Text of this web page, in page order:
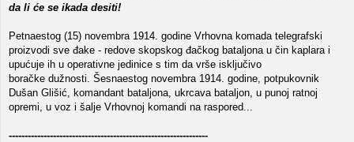
da li će se ikada desiti!
Petnaestog (15) novembra 1914. godine Vrhovna komada telegrafski
proizvodi sve đake - redove skopskog đačkog bataljona u čin kaplara i
upućuje ih u operativne jedinice s tim da vrše isključivo
boračke dužnosti. Šesnaestog novembra 1914. godine, potpukovnik
Dušan Glišić, komandant bataljona, ukrcava bataljon, u punoj ratnoj
opremi, u voz i šalje Vrhovnoj komandi na raspored...
---------------------------------------------------------------